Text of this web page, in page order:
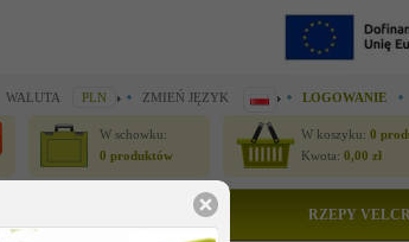
WALUTA PLN ZMIEŃ JĘZYK LOGOWANIE
W schowku:
0 produktów
W koszyku: 0
Kwota: 0,00 zł
RZEPY